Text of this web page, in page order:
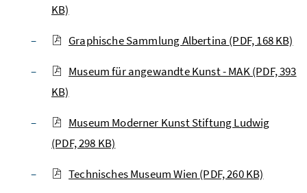
KB)
Graphische Sammlung Albertina (PDF, 168 KB)
Museum für angewandte Kunst - MAK(PDF, 393
KB)
Museum Moderner Kunst Stiftung Ludwig
(PDF, 298 KB)
Technisches Museum Wien (PDF, 260 KB)